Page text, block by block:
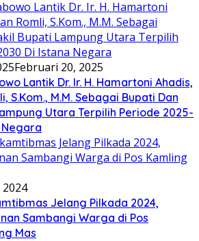
Februari 20, 2025
Lantik Dr. Ir. H. Hamartoni Ahadis,
S.Kom., M.M. Sebagai Bupati Dan
Utara Terpilih Periode 2025-
Negara
Jelang Pilkada 2024,
Sambangi Warga di Pos
Mas